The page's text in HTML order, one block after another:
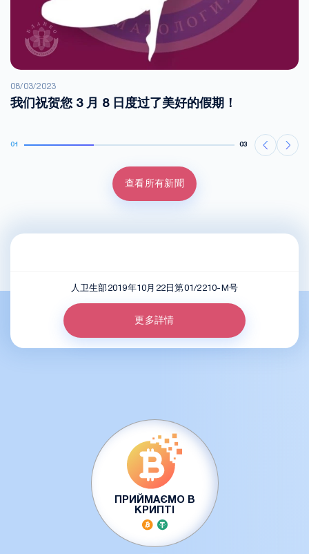
08/03/2023
我们祝贺您 3 月 8 日度过了美好的假期！
01 03
查看所有新聞
人卫生部2019年10月22日第01/2210-M号
更多詳情
ПРИЙМАЄМО В
КРИПТІ